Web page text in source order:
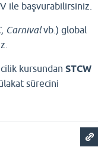
ile başvurabilirsiniz.
Carnivalvb.) global
kursundanSTCW
sürecini